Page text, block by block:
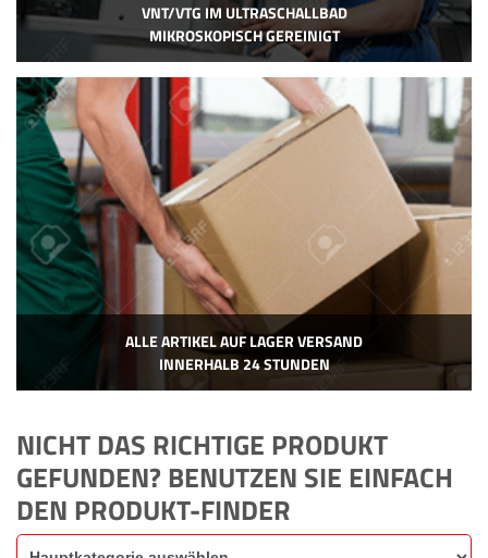
VNT/VTG IM ULTRASCHALLBAD
MIKROSKOPISCH GEREINIGT
ALLE ARTIKEL AUF LAGER VERSAND
INNERHALB 24 STUNDEN
NICHT DAS RICHTIGE PRODUKT
GEFUNDEN? BENUTZEN SIE EINFACH
DEN PRODUKT-FINDER